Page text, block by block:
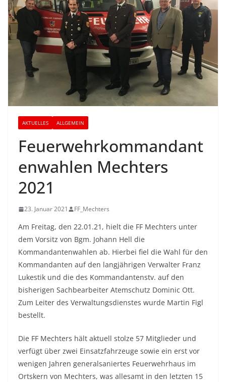
AKTUELLES ALLGEMEIN
Feuerwehrkommandant
enwahlen Mechters
2021
23. Januar 2021 FF_Mechters
Am Freitag, den 22.01.21, hielt die FF Mechters unter
dem Vorsitz von Bgm. Johann Hell die
Kommandantenwahlen ab. Hierbei fiel die Wahl für den
Kommandanten auf den langjährigen Verwalter Franz
Lukestik und die des Kommandantenstv. auf den
bisherigen Sachbearbeiter Atemschutz Dominic Ott.
Zum Leiter des Verwaltungsdienstes wurde Martin Figl
bestellt.
Die FF Mechters hält aktuell stolze 57 Mitglieder und
verfügt über zwei Einsatzfahrzeuge sowie ein erst vor
wenigen Jahren generalsaniertes Feuerwehrhaus im
Ortskern von Mechters, was allesamt in den letzten 15